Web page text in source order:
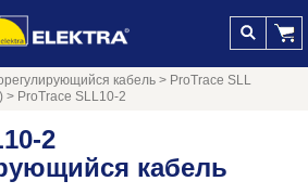
кабель > ProTrace SLL
> ProTrace SLL10-2
2
кабель